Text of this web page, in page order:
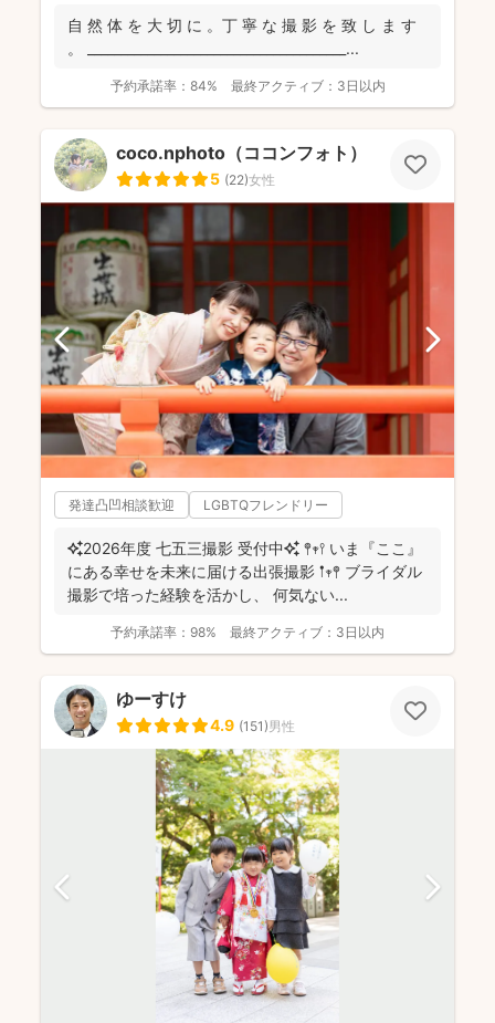
自 然 体 を 大 切 に 。丁 寧 な 撮 影 を 致 し ま す
。 _______________________________________...
予約承諾率： 84% 最終アクティブ： 3日以内
coco.nphoto（ココンフォト）
5 (22)女性
発達凸凹相談歓迎 LGBTQフレンドリー
✨2026年度 七五三撮影 受付中✨ 𖤣𖥧𖥣 いま『ここ』
にある幸せを未来に届ける出張撮影 𖡡𖥧𖤣 ブライダル
撮影で培った経験を活かし、 何気ない...
予約承諾率： 98% 最終アクティブ： 3日以内
ゆーすけ
4.9 (151)男性